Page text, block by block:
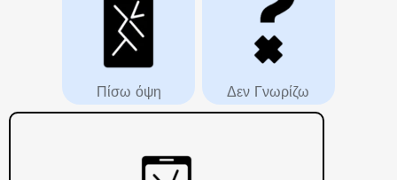
Πίσω όψη Δεν Γνωρίζω